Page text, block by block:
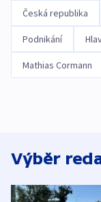
Česká republika
Podnikání
Mathias Cormann
Výběr